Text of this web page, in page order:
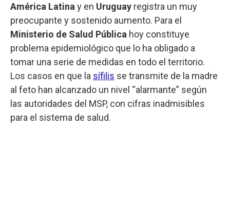
América Latina y en Uruguay registra un muy
preocupante y sostenido aumento. Para el
Ministerio de Salud Pública hoy constituye
problema epidemiológico que lo ha obligado a
tomar una serie de medidas en todo el territorio.
Los casos en que la sífilis se transmite de la madre
al feto han alcanzado un nivel “alarmante” según
las autoridades del MSP, con cifras inadmisibles
para el sistema de salud.